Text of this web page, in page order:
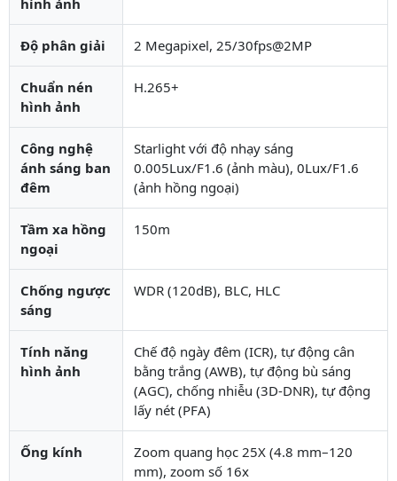
Độ phân giải 2 Megapixel, 25/30fps@2MP
Chuẩn nén
hình ảnh
H.265+
Công nghệ
ánh sáng ban
đêm
Starlight với độ nhạy sáng
0.005Lux/F1.6 (ảnh màu), 0Lux/F1.6
(ảnh hồng ngoại)
Tầm xa hồng
ngoại
150m
Chống ngược
sáng
WDR (120dB), BLC, HLC
Tính năng
hình ảnh
Chế độ ngày đêm (ICR), tự động cân
bằng trắng (AWB), tự động bù sáng
(AGC), chống nhiễu (3D-DNR), tự động
lấy nét (PFA)
Ống kính
Zoom quang học 25X (4.8 mm–120
mm), zoom số 16x